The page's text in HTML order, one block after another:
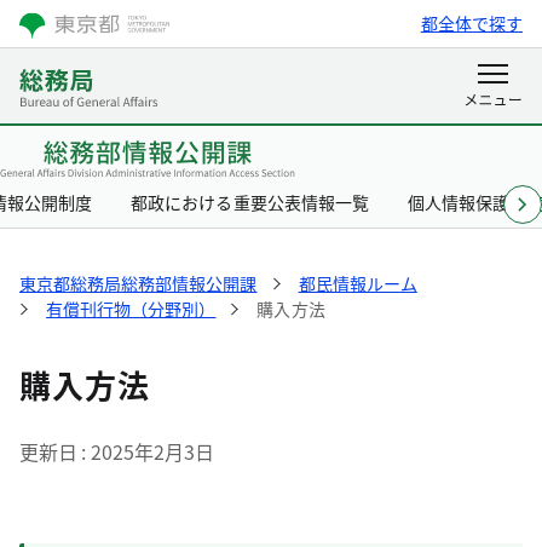
都全体で探す
報公開制度 都政における重要公表情報一覧 個人情報保護制
東京都総務局総務部情報公開課
都民情報ルーム
有償刊行物（分野別）
購入方法
購入方法
更新日 2025年2月3日